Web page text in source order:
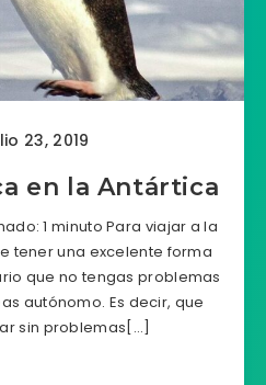
23, 2019
en la Antártica
1 minuto Para viajar a la
tener una excelente forma
que no tengas problemas
autónomo. Es decir, que
sin problemas[…]